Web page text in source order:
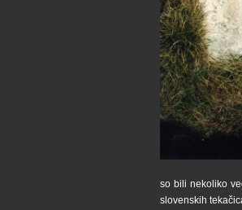
so bili nekoliko
slovenskih